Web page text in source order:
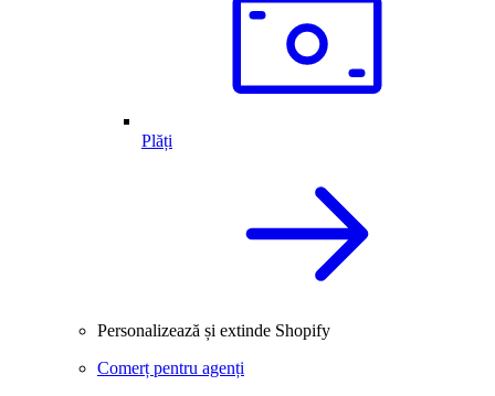
Plăți
Personalizează și extinde Shopify
Comerț pentru agenți